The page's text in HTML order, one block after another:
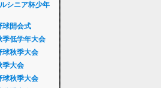
シニア杯少年
球開会式
季低学年大会
球秋季大会
季大会
球秋季大会